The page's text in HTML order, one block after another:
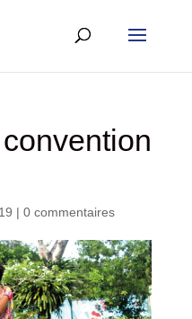
| 0 commentaires